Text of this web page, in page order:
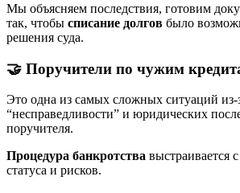
Мы объясняем последствия, готовим
так, чтобы списание долгов было
решения суда.
🤝 Поручители по чужим
Это одна из самых сложных ситуаций из-
“несправедливости” и юридических
поручителя.
Процедура банкротства выстраивается
статуса и рисков.